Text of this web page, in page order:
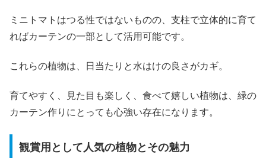
ミニトマトはつる性ではないものの、支柱で立体的に育て
ればカーテンの一部として活用可能です。
これらの植物は、日当たりと水はけの良さがカギ。
育てやすく、見た目も楽しく、食べて嬉しい植物は、緑の
カーテン作りにとっても心強い存在になります。
観賞用として人気の植物とその魅力